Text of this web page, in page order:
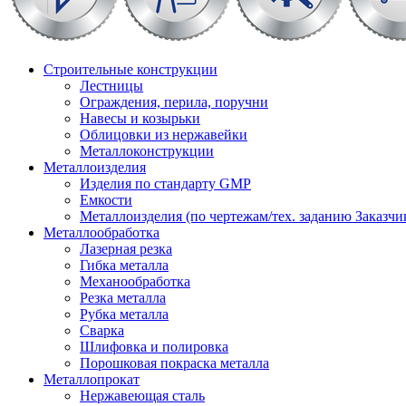
Строительные конструкции
Лестницы
Ограждения, перила, поручни
Навесы и козырьки
Облицовки из нержавейки
Металлоконструкции
Металлоизделия
Изделия по стандарту GMP
Емкости
Металлоизделия (по чертежам/тех. заданию
Металлообработка
Лазерная резка
Гибка металла
Механообработка
Резка металла
Рубка металла
Сварка
Шлифовка и полировка
Порошковая покраска металла
Металлопрокат
Нержавеющая сталь